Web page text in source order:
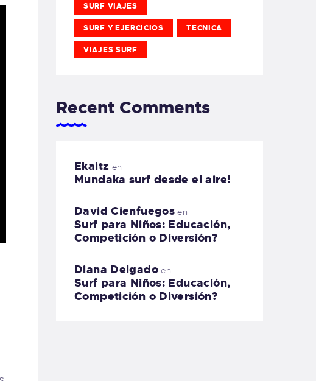
SURF VIAJES
SURF Y EJERCICIOS TECNICA
VIAJES SURF
Recent Comments
Ekaitz en
Mundaka surf desde el aire!
David Cienfuegos en
Surf para Niños: Educación,
Competición o Diversión?
Diana Delgadoen
Surf para Niños: Educación,
Competición o Diversión?